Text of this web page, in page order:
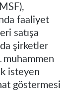
faaliyet
satışa
şirketler
isteyen
göstermesi